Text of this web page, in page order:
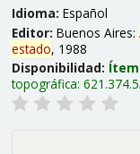
Idioma: Español
Editor: Buenos Aires:
estado, 1988
Disponibilidad:
topográfica: